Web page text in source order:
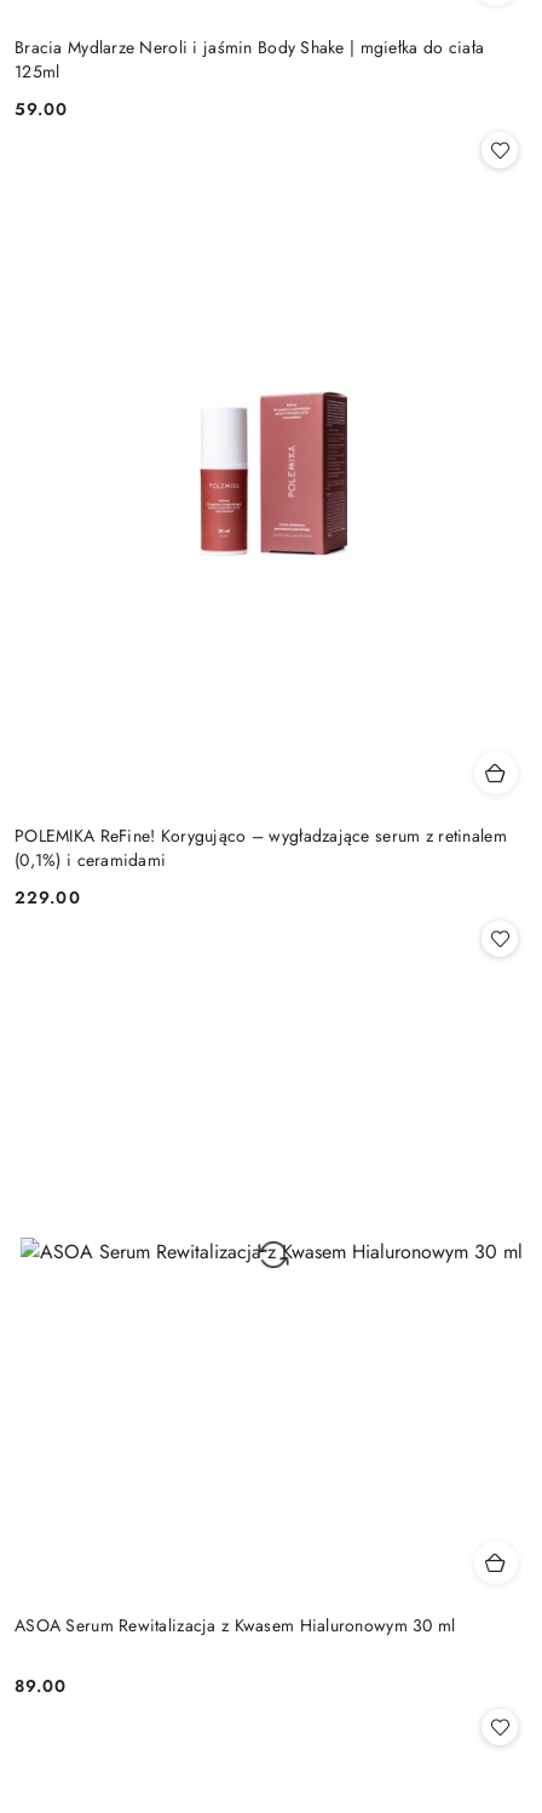
Bracia Mydlarze Neroli i jaśmin Body Shake | mgiełka do ciała
125ml
Cena:
59.00
POLEMIKA ReFine! Korygująco – wygładzające serum z retinalem
(0,1%) i ceramidami
Cena:
229.00
ASOA Serum Rewitalizacja z Kwasem Hialuronowym 30 ml
Cena:
89.00